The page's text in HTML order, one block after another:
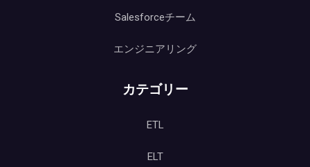
Salesforceチーム
エンジニアリング
カテゴリー
ETL
ELT